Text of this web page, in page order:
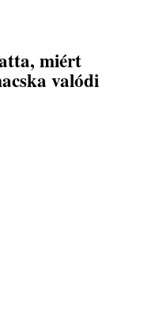
miért
valódi